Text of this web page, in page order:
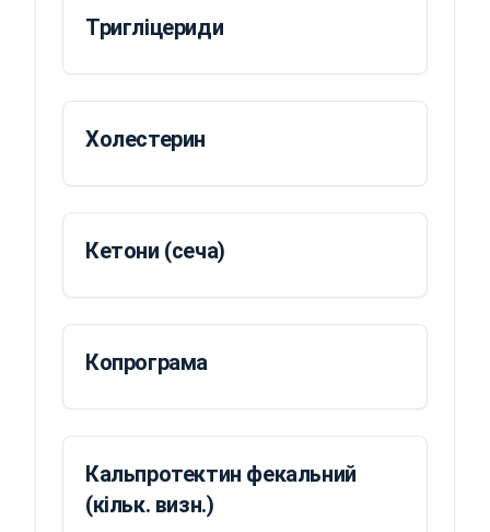
Тригліцериди
Холестерин
Кетони (сеча)
Копрограма
Кальпротектин фекальний
(кільк. визн.)